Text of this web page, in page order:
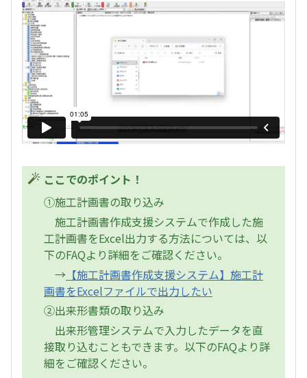
ここでのポイント！
①施工計画書の取り込み
施工計画書作成支援システムで作成した施
工計画書をExcel出力する方法については、以
下のFAQより詳細をご確認ください。
→ 【施工計画書作成支援システム】施工計
画書をExcelファイルで出力したい
②出来形書類の取り込み
出来形管理システムで入力したデータを直
接取り込むこともできます。以下のFAQより詳
細をご確認ください。